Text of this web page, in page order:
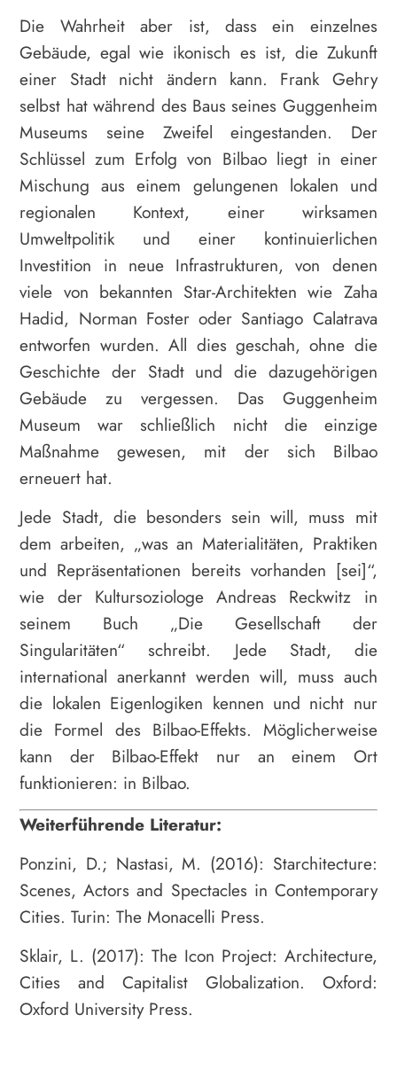
Die Wahrheit aber ist, dass ein einzelnes
Gebäude, egal wie ikonisch es ist, die Zukunft
einer Stadt nicht ändern kann. Frank Gehry
selbst hat während des Baus seines Guggenheim
Museums seine Zweifel eingestanden. Der
Schlüssel zum Erfolg von Bilbao liegt in einer
Mischung aus einem gelungenen lokalen und
regionalen Kontext, einer wirksamen
Umweltpolitik und einer kontinuierlichen
Investition in neue Infrastrukturen, von denen
viele von bekannten Star-Architekten wie Zaha
Hadid, Norman Foster oder Santiago Calatrava
entworfen wurden. All dies geschah, ohne die
Geschichte der Stadt und die dazugehörigen
Gebäude zu vergessen. Das Guggenheim
Museum war schließlich nicht die einzige
Maßnahme gewesen, mit der sich Bilbao
erneuert hat.
Jede Stadt, die besonders sein will, muss mit
dem arbeiten, „was an Materialitäten, Praktiken
und Repräsentationen bereits vorhanden [sei]“,
wie der Kultursoziologe Andreas Reckwitz in
seinem Buch „Die Gesellschaft der
Singularitäten“ schreibt. Jede Stadt, die
international anerkannt werden will, muss auch
die lokalen Eigenlogiken kennen und nicht nur
die Formel des Bilbao-Effekts. Möglicherweise
kann der Bilbao-Effekt nur an einem Ort
funktionieren: in Bilbao.
Weiterführende Literatur:
Ponzini, D.; Nastasi, M. (2016): Starchitecture:
Scenes, Actors and Spectacles in Contemporary
Cities. Turin: The Monacelli Press.
Sklair, L. (2017): The Icon Project: Architecture,
Cities and Capitalist Globalization. Oxford:
Oxford University Press.